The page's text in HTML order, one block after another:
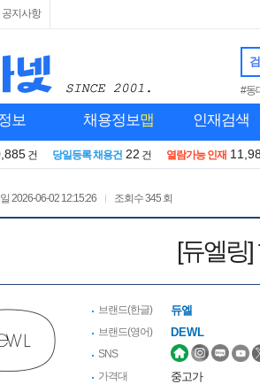
공지사항
#동
보 채용정보맵 인재검색
건 당일등록 채용건 22 건 열람가능 인재
2026-06-02 12:15:26 조회수345 회
[듀엘링
브랜드(한글) 듀엘
브랜드(영어) DEWL
SNS
가격대
중고가